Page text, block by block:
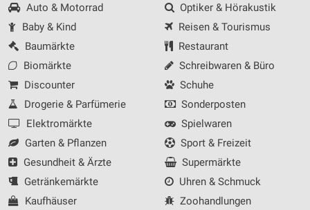
Auto & Motorrad
Baby & Kind
Baumärkte
Biomärkte
Discounter
Drogerie & Parfümerie
Elektromärkte
Garten & Pflanzen
Gesundheit & Ärzte
Getränkemärkte
Kaufhäuser
Optiker & Hörakustik
Reisen & Tourismus
Restaurant
Schreibwaren & Büro
Schuhe
Sonderposten
Spielwaren
Sport & Freizeit
Supermärkte
Uhren & Schmuck
Zoohandlungen